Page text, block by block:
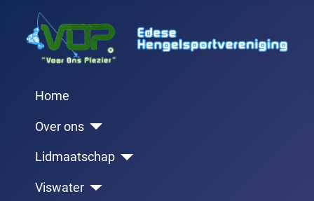
Home
Over ons
Lidmaatschap
Viswater